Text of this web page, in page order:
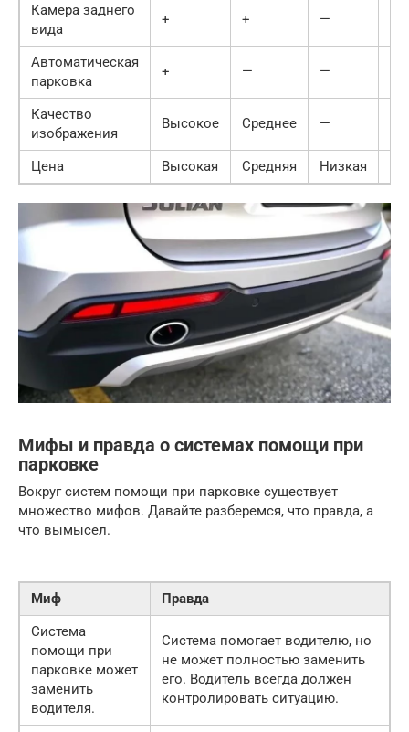
Камера заднего
вида
+ + —
Автоматическая
парковка
+ — —
Качество
изображения
Высокое Среднее —
Цена Высокая Средняя Низкая
Мифы и правда о системах помощи при
парковке
Вокруг систем помощи при парковке существует
множество мифов. Давайте разберемся, что правда, а
что вымысел.
Миф
Правда
Система
помощи при
парковке может
заменить
водителя.
Система помогает водителю, но
не может полностью заменить
его. Водитель всегда должен
контролировать ситуацию.